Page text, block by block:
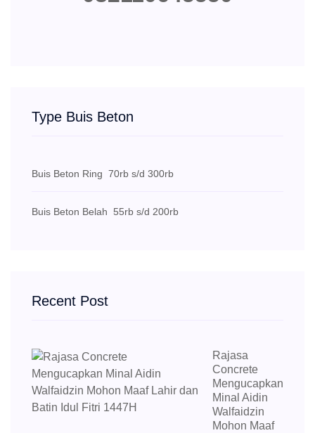
Type Buis Beton
Buis Beton Ring 70rb s/d 300rb
Buis Beton Belah 55rb s/d 200rb
Recent Post
Rajasa
Concrete
Mengucapkan
Minal Aidin
Walfaidzin
Mohon Maaf